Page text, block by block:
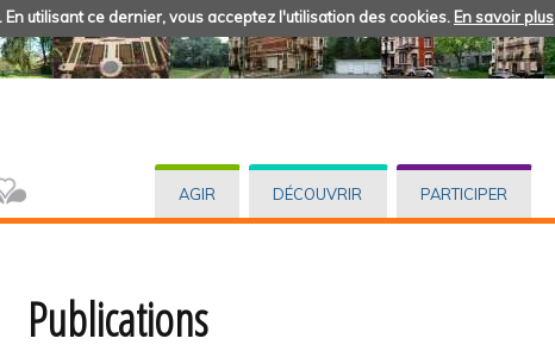
utilisant ce dernier, vous acceptez l'utilisation des cookies. En savoir plus
AGIR DÉCOUVRIR PARTICIPER
Publications